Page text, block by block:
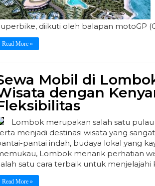
diikuti oleh balapan motoGP
Read More »
Mobil di
dengan
Lombok merupakan salah satu
menjadi destinasi wisata yang
pantai indah, budaya lokal yang
Lombok menarik perhatian
satu cara terbaik untuk
Read More »